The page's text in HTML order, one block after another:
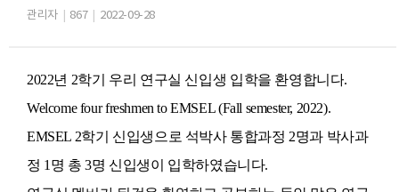
관리자 867 2022-09-28
2022년 2학기 우리 연구실 신입생 입학을 환영합니다.
Welcome four freshmen to EMSEL (Fall semester, 2022).
EMSEL ​ 2학기 신입생으로 석박사 통합과정 2명과 박사과
정 1명 총 3명 신입생이 입학하였습니다.